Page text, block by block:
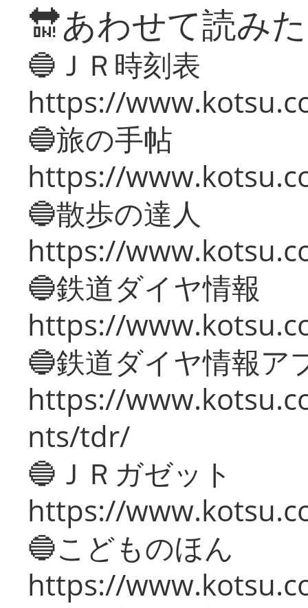
🔛あわせて読み
🔵ＪＲ時刻表
https://
🔵旅の手帖
https://
🔵散歩の達人
https://
🔵鉄道ダイヤ情報
https://
🔵鉄道ダイヤ情報ア
https://
nts/tdr/
🔵ＪＲガゼット
https://
🔵こどものほん
https://